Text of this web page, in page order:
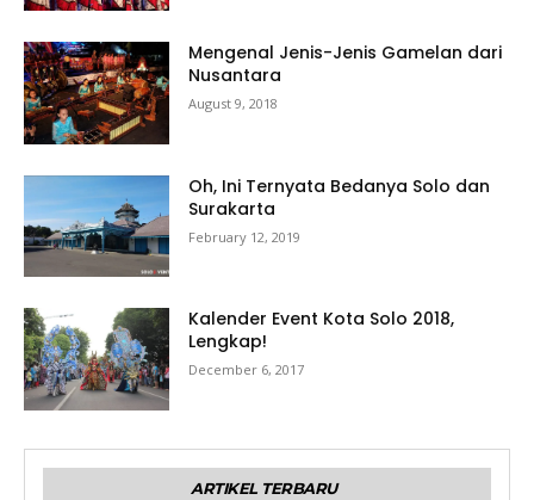
Mengenal Jenis-Jenis Gamelan dari
Nusantara
August 9, 2018
Oh, Ini Ternyata Bedanya Solo dan
Surakarta
February 12, 2019
Kalender Event Kota Solo 2018,
Lengkap!
December 6, 2017
ARTIKEL TERBARU